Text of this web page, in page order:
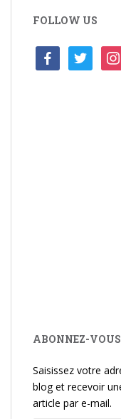
FOLLOW US
facebooktwitter
ABONNEZ-
Saisissez votre
blog et recevoir
article par e-mail.